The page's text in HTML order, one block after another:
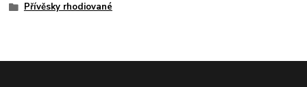
Přívěsky rhodiované